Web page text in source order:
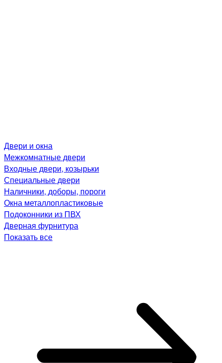
Двери и окна
Межкомнатные двери
Входные двери, козырьки
Специальные двери
Наличники, доборы, пороги
Окна металлопластиковые
Подоконники из ПВХ
Дверная фурнитура
Показать все